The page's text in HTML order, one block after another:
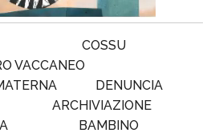
COSSU
VACCANEO
DENUNCIA
ARCHIVIAZIONE
BAMBINO